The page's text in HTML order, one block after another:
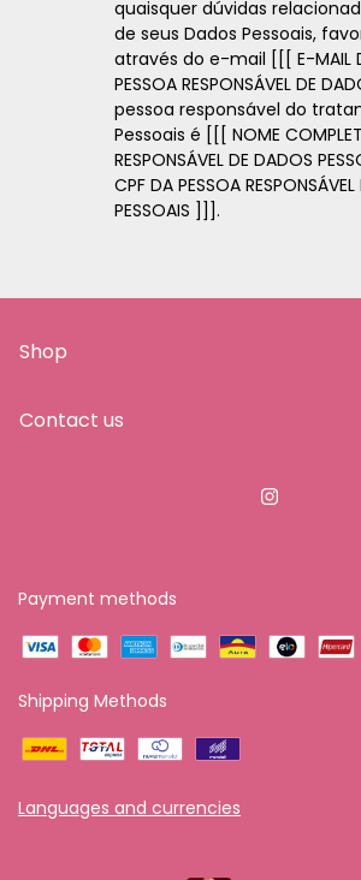
quaisquer dúvidas
de seus Dados Pessoais,
através do e-mail [[[ E-MAIL
PESSOA RESPONSÁVEL DE
pessoa responsável do
Pessoais é [[[ NOME
RESPONSÁVEL DE DADOS
CPF DA PESSOA
PESSOAIS ]]].
Shop
Contact us
Payment methods
Shipping Methods
Languages and currencies